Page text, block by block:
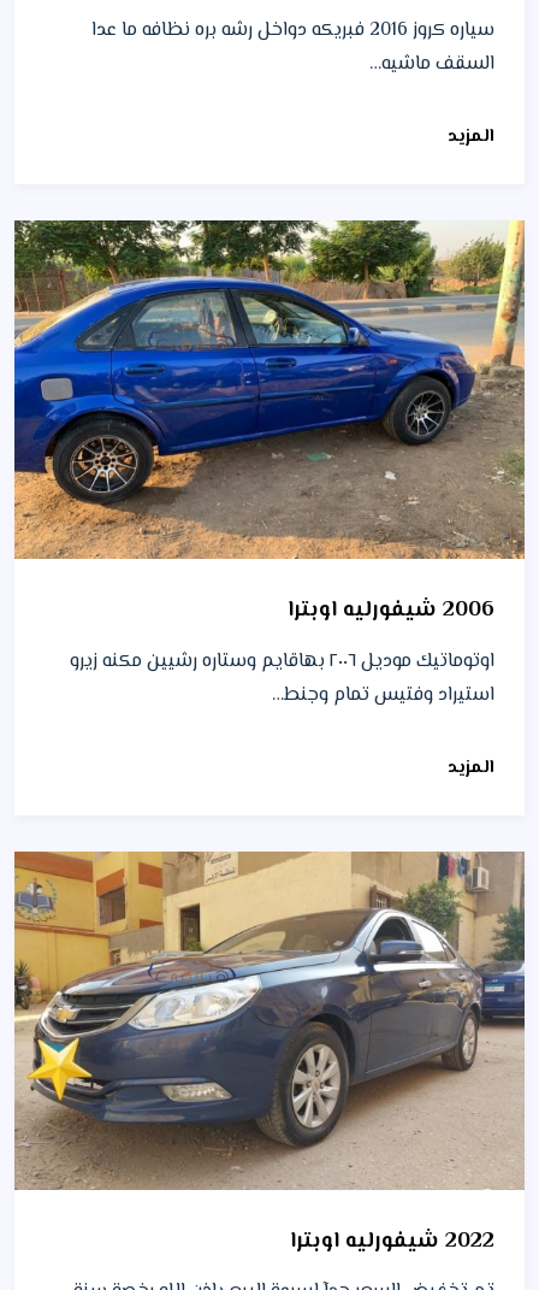
سياره كروز 2016 فبريكه دواخل رشه بره نظافه ما عدا
السقف ماشيه…
المزيد
2006 شيفورليه اوبترا
اوتوماتيك موديل ٢٠٠٦ بهاقايم وستاره رشيين مكنه زيرو
استيراد وفتيس تمام وجنط…
المزيد
2022 شيفورليه اوبترا